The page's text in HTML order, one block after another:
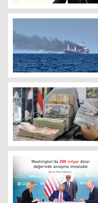
Mesrur Barzani:
Hürmüz’de mayın
Eco Iraq: Kürdistan